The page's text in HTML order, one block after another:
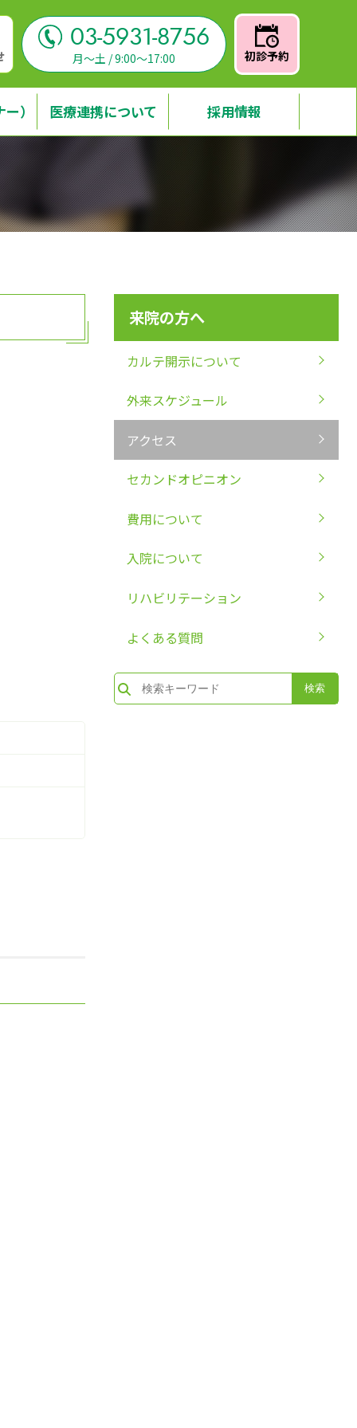
03-5931-8756
月～土 / 9:00～17:00 初診予約
） 医療連携について 採用情報
来院の方へ
カルテ開示について
外来スケジュール
アクセス
セカンドオピニオン
費用について
入院について
リハビリテーション
よくある質問